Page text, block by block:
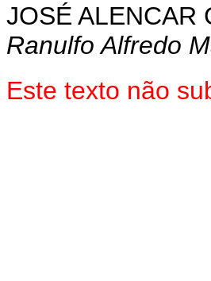
JOSÉ ALENCAR
Ranulfo Alfredo
Este texto não